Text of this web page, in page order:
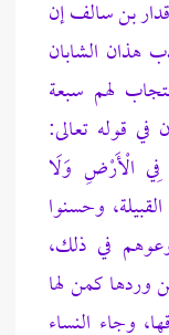
بن سالف إن
هذان الشابان
لهم سبعة
في قوله تعالى:
فِي الْأَرْضِ وَلَا
بقية القبيلة، وحسنوا
في ذلك،
وردها كمن لها
وجاء النساء